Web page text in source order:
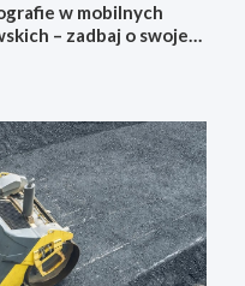
w mobilnych
– zadbaj o swoje